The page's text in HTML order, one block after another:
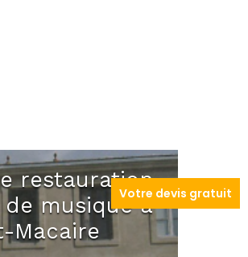
restauration
musique à
Macaire
Votre devis gratuit